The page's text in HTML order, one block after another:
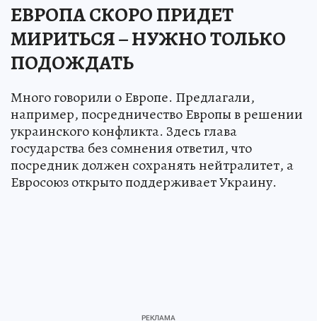
ЕВРОПА СКОРО ПРИДЕТ
МИРИТЬСЯ – НУЖНО ТОЛЬКО
ПОДОЖДАТЬ
Много говорили о Европе. Предлагали,
например, посредничество Европы в решении
украинского конфликта. Здесь глава
государства без сомнения ответил, что
посредник должен сохранять нейтралитет, а
Евросоюз открыто поддерживает Украину.